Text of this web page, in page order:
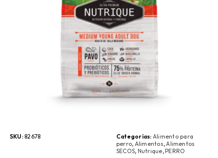
SKU:82678 Categorías: Alimento para
perro, Alimentos,Alimentos
SECOS, Nutrique,PERRO